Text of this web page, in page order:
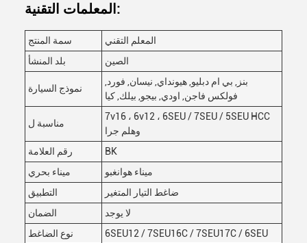
المعلمات التقنية:
سمة المنتج
المعلم التقني
بلد المنشأ
الصين
نموذج السيارة
بنز, بي ام دبليو, هيونداي, نيسان, فورد,
فولكس فاجن, اودي, بيجو, بيلك, كيا
مناسبة ل
7v16 ، 6v12 ، 6SEU / 7SEU / 5SEU HCC
وهلم جرا
رقم العلامة
BK
ميناء بحري
ميناء هوانغبو
التطبيق
ضاغط التيار المتغير
الضمان
لا يوجد
نوع الضاغط
6SEU12 / 7SEU16C / 7SEU17C / 6SEU